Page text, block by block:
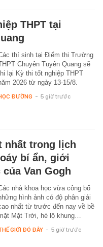
THPT tại
thí sinh tại Điểm thi Trường
Chuyên Tuyên Quang sẽ
lại Kỳ thi tốt nghiệp THPT
2026 từ ngày 13-15/8.
ĐƯỜNG - 5 giờ trước
nhất trong lịch
bí ẩn, giới
Van Gogh
nhà khoa học vừa công bố
hình ảnh có độ phân giải
nhất từ trước đến nay về bề
Mặt Trời, hé lộ khung…
GIỚI ĐÓ ĐÂY - 5 giờ trước